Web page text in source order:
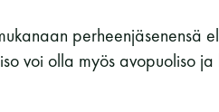
perheenjäsenensä
voi olla myös avopuoliso